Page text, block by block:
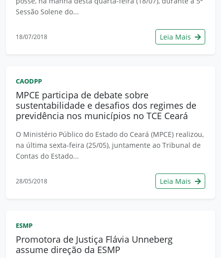
Sessão Solene do...
18/07/2018 Leia Mais
CAODPP
MPCE participa de debate sobre
sustentabilidade e desafios dos regimes de
previdência nos municípios no TCE Ceará
O Ministério Público do Estado do Ceará (MPCE) realizou,
na última sexta-feira (25/05), juntamente ao Tribunal de
Contas do Estado...
28/05/2018 Leia Mais
ESMP
Promotora de Justiça Flávia Unneberg
assume direção da ESMP